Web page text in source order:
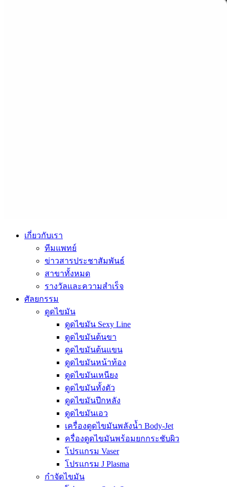
เกี่ยวกับเรา
ทีมแพทย์
ข่าวสารประชาสัมพันธ์
สาขาทั้งหมด
รางวัลและความสำเร็จ
ศัลยกรรม
ดูดไขมัน
ดูดไขมัน Sexy Line
ดูดไขมันต้นขา
ดูดไขมันต้นแขน
ดูดไขมันหน้าท้อง
ดูดไขมันเหนียง
ดูดไขมันทั้งตัว
ดูดไขมันปีกหลัง
ดูดไขมันเอว
เครื่องดูดไขมันพลังน้ำ Body-Jet
ครื่องดูดไขมันพร้อมยกกระชับผิว
โปรแกรม Vaser
โปรแกรม J Plasma
กำจัดไขมัน